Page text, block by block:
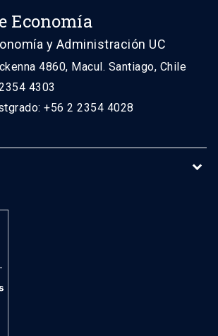
Economía
y Administración UC
4860, Macul. Santiago, Chile
4303
+56 2 2354 4028